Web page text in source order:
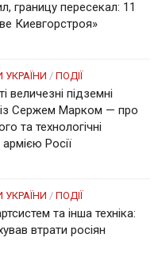
границу пересекал: 11
Киевгорстроя»
/ ПОДІЇ
підземні
із Сержем Марком — про
та технологічні
Росії
/ ПОДІЇ
та інша техніка:
втрати росіян